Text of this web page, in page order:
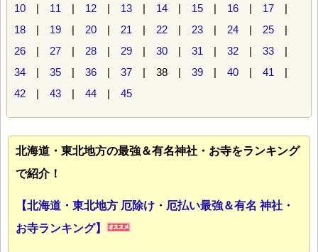
10 | 11 | 12 | 13 | 14 | 15 | 16 | 17 |
18 | 19 | 20 | 21 | 22 | 23 | 24 | 25 |
26 | 27 | 28 | 29 | 30 | 31 | 32 | 33 |
34 | 35 | 36 | 37 | 38 | 39 | 40 | 41 |
42 | 43 | 44 | 45
北海道・東北地方の最強＆有名神社・お寺をランキング
で紹介！
【北海道・東北地方 厄除け・厄払い最強＆有名 神社・
お寺ランキング】